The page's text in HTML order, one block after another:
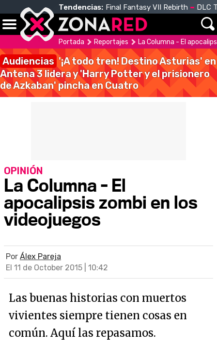
Tendencias: Final Fantasy VII Rebirth DLC
Portada Reportajes La Columna - El
Audiencias '¡A todo tren! Destino Asturias' en
Antena 3 lidera y 'Harry Potter y el prisionero
de Azkaban' pincha en Cuatro
La Columna - El
apocalipsis zombi en los
videojuegos
OPINIÓN
Por Álex Pareja
El 11 de October 2015 | 10:42
Las buenas historias con muertos
vivientes siempre tienen cosas en
común. Aquí las repasamos.